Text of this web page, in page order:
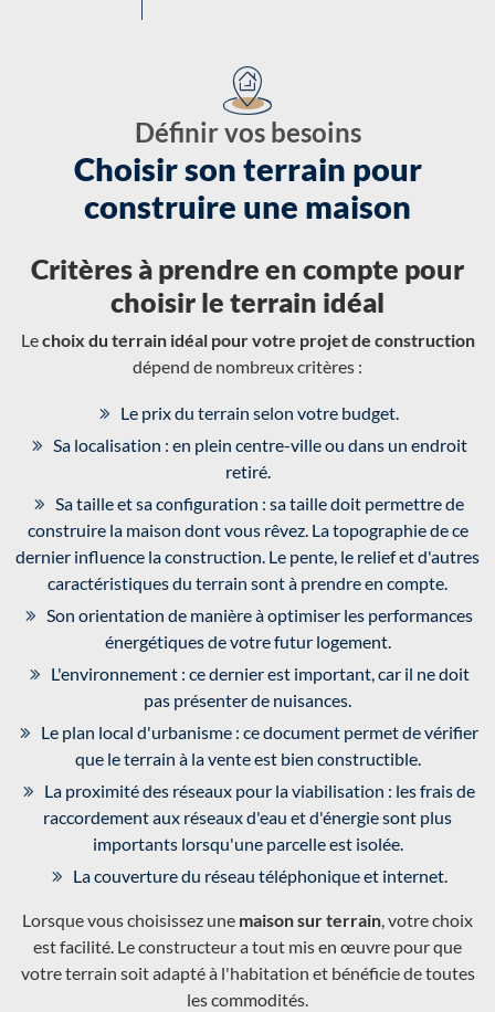
Définir vos besoins
Choisir son terrain pour
construire une maison
Critères à prendre en compte pour
choisir le terrain idéal
Lechoix du terrain idéal pour votre projet de construction
dépend de nombreux critères :
Le prix du terrain selon votre budget.
Sa localisation : en plein centre-ville ou dans un endroit
retiré.
Sa taille et sa configuration : sa taille doit permettre de
construire la maison dont vous rêvez. La topographie de ce
dernier influence la construction. Le pente, le relief et d'autres
caractéristiques du terrain sont à prendre en compte.
Son orientation de manière à optimiser les performances
énergétiques de votre futur logement.
L'environnement : ce dernier est important, car il ne doit
pas présenter de nuisances.
Le plan local d'urbanisme : ce document permet de vérifier
que le terrain à la vente est bien constructible.
La proximité des réseaux pour la viabilisation : les frais de
raccordement aux réseaux d'eau et d'énergie sont plus
importants lorsqu'une parcelle est isolée.
La couverture du réseau téléphonique et internet.
Lorsque vous choisissez une maison sur terrain , votre choix
est facilité. Le constructeur a tout mis en œuvre pour que
votre terrain soit adapté à l'habitation et bénéficie de toutes
les commodités.